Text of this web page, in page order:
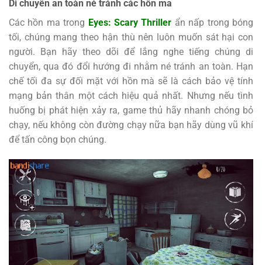
Di chuyển an toàn né tránh các hồn ma
Các hồn ma trong Eyes: Scary Thriller ẩn nấp trong bóng
tối, chúng mang theo hận thù nên luôn muốn sát hại con
người. Bạn hãy theo dõi để lắng nghe tiếng chúng di
chuyển, qua đó đổi hướng đi nhằm né tránh an toàn. Hạn
chế tối đa sự đối mặt với hồn mà sẽ là cách bảo vệ tính
mạng bản thân một cách hiệu quả nhất. Nhưng nếu tình
huống bị phát hiện xảy ra, game thủ hãy nhanh chóng bỏ
chạy, nếu không còn đường chạy nữa bạn hãy dùng vũ khí
để tấn công bọn chúng.